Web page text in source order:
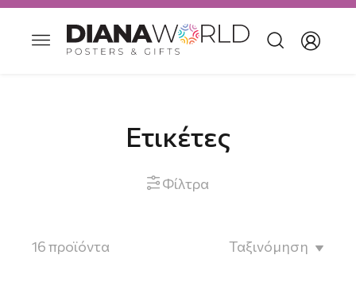
Ετικέτες
 Φίλτρα
16προϊόντα Ταξινόμηση